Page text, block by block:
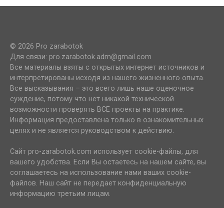
© 2026 Pro zarabotok
Для связи: pro.zarabotok.adm@gmail.com
Все материалы взяты с открытых интернет источников и
интерпретированы исходя из нашего жизненного опыта.
Все высказывания – это всего лишь наше оценочное
суждение, потому что нет никакой технической
возможности проверять ВСЕ проекты на практике.
Информация предоставлена только в ознакомительных
целях и не является руководством к действию.
Сайт pro-zarabotok.com использует cookie-файлы, для
вашего удобства. Если Вы остаетесь на нашем сайте, вы
соглашаетесь на использование нами ваших cookie-
файлов. Наш сайт не передает конфиденциальную
информацию третьим лицам.